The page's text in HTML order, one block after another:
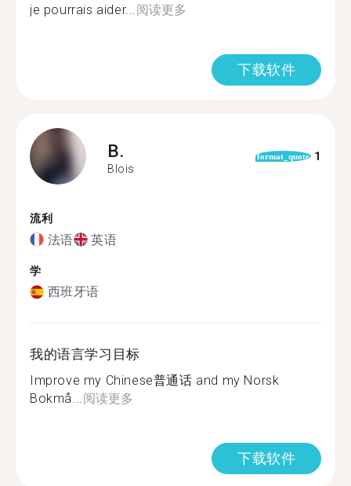
je pourrais aider...阅读更多
下载软件
B.
Blois
format_quote 1
流利
法语 英语
学
西班牙语
我的语言学习目标
Improve my Chinese普通话 and my Norsk
Bokmå...阅读更多
下载软件